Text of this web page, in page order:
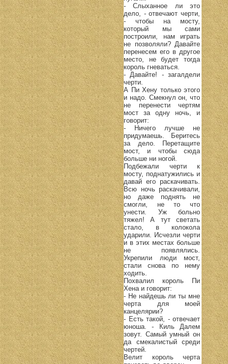
- Слыханное ли это
дело, - отвечают черти,
- чтобы на мосту,
который мы сами
построили, нам играть
не позволяли? Давайте
перенесем его в другое
место, не будет тогда
король гневаться.
- Давайте! - загалдели
черти.
А Пи Хену только этого
и надо. Смекнул он, что
не перенести чертям
мост за одну ночь, и
говорит:
- Ничего лучше не
придумаешь. Беритесь
за дело. Перетащите
мост, и чтобы сюда
больше ни ногой.
Подбежали черти к
мосту, поднатужились и
давай его раскачивать.
Всю ночь раскачивали,
но даже поднять не
смогли, не то что
унести. Уж больно
тяжел! А тут светать
стало, в колокола
ударили. Исчезли черти
и в этих местах больше
не появлялись.
Укрепили люди мост,
стали снова по нему
ходить.
Похвалил король Пи
Хена и говорит:
- Не найдешь ли ты мне
черта для моей
канцелярии?
- Есть такой, - отвечает
юноша. - Киль Далем
зовут. Самый умный он
да смекалистый среди
чертей.
Велит король черта